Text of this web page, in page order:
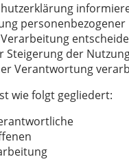
Steigerung der
Verantwortung
wie folgt gegliedert: